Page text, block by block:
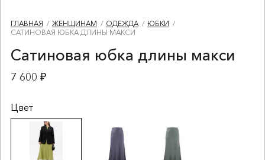
ГЛАВНАЯ ЖЕНЩИНАМ ОДЕЖДА
ЮБКИ
САТИНОВАЯ ЮБКА ДЛИНЫ МАКСИ
Сатиновая юбка длины макси
7 600 ₽
Цвет